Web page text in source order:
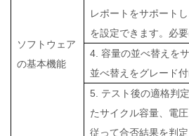
ソフトウェア
の基本機能
レポートをサポート
を設定できます。必
4. 容量の並べ替えを
並べ替えをグレード付
5. テスト後の適格判
たサイクル容量、電
従って合否結果を判定